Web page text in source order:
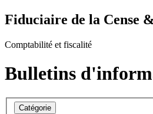
Fiduciaire de la Cense
Comptabilité et fiscalité
Bulletins
Catégorie